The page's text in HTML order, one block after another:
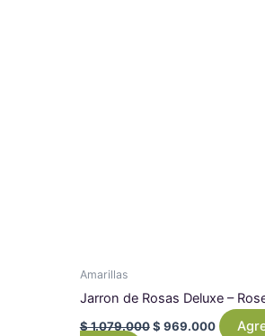
Amarillas
Jarron de Rosas Deluxe –
$1.079.000 $ 969.000